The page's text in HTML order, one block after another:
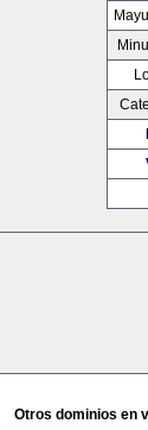
Otros dominios en